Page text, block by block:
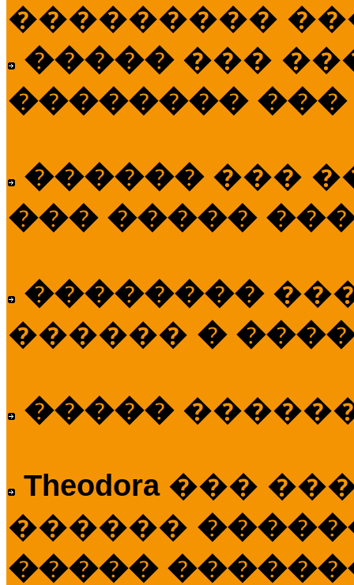
���������
����� ���
��������
������ ���
��� �����
��������
������ �
�����
Theodora ���
������
�����